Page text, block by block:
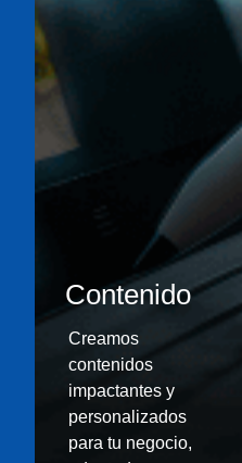
Venta
y/o
con
tecnología
de
vanguardia,
transformando
Instalación
Proporcionamos
técnica
para
el
montaje
y
Contenido
Creamos
contenidos
impactantes y
personalizados
para tu negocio,